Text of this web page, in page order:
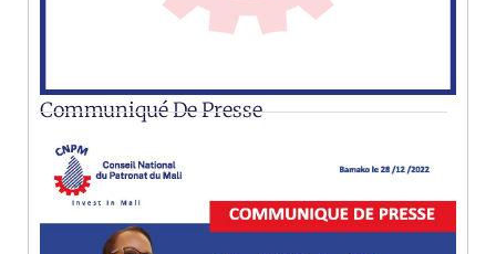
Communiqué De Presse